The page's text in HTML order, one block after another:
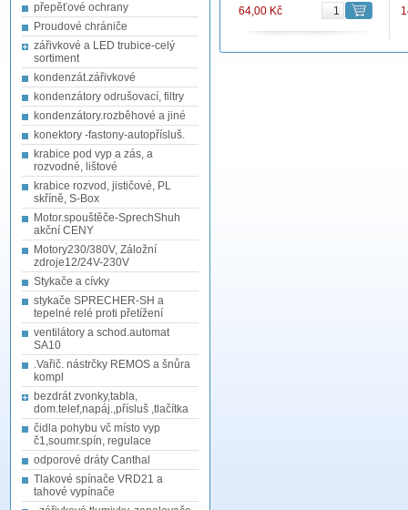
přepěťové ochrany
Proudové chrániče
zářivkové a LED trubice-celý
sortiment
kondenzát.zářivkové
kondenzátory odrušovací, filtry
kondenzátory.rozběhové a jiné
konektory -fastony-autopřísluš.
krabice pod vyp a zás, a
rozvodné, lištové
krabice rozvod, jističové, PL
skříně, S-Box
Motor.spouštěče-SprechShuh
akční CENY
Motory230/380V, Záložní
zdroje12/24V-230V
Stykače a cívky
stykače SPRECHER-SH a
tepelné relé proti přetížení
ventilátory a schod.automat
SA10
.Vařič. nástrčky REMOS a šnůra
kompl
bezdrát zvonky,tabla,
dom.telef,napáj.,přísluš ,tlačítka
čidla pohybu vč místo vyp
č1,soumr.spín, regulace
odporové dráty Canthal
Tlakové spínače VRD21 a
tahové vypínače
64,00 Kč